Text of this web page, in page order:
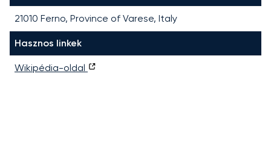
21010 Ferno, Province of Varese, Italy
Hasznos linkek
Wikipédia-oldal